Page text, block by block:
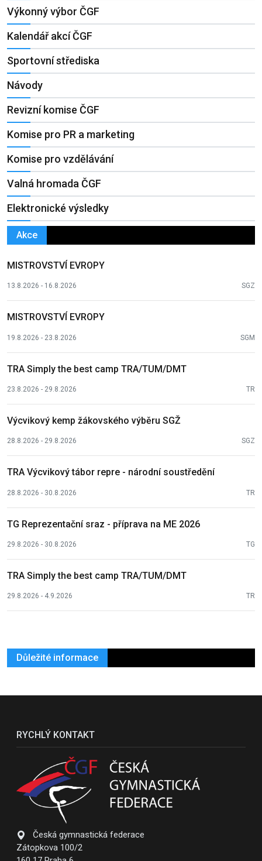
Výkonný výbor ČGF
Kalendář akcí ČGF
Sportovní střediska
Návody
Revizní komise ČGF
Komise pro PR a marketing
Komise pro vzdělávání
Valná hromada ČGF
Elektronické výsledky
Akce
MISTROVSTVÍ EVROPY
13.8.2026 - 16.8.2026 SGZ
MISTROVSTVÍ EVROPY
19.8.2026 - 23.8.2026 SGM
TRA Simply the best camp TRA/TUM/DMT
23.8.2026 - 29.8.2026 TR
Výcvikový kemp žákovského výběru SGŽ
28.8.2026 - 29.8.2026 SGZ
TRA Výcvikový tábor repre - národní soustředění
28.8.2026 - 30.8.2026 TR
TG Reprezentační sraz - příprava na ME 2026
29.8.2026 - 30.8.2026 TG
TRA Simply the best camp TRA/TUM/DMT
29.8.2026 - 4.9.2026 TR
Důležité informace
RYCHLÝ KONTAKT
Česká gymnastická federace
Zátopkova 100/2